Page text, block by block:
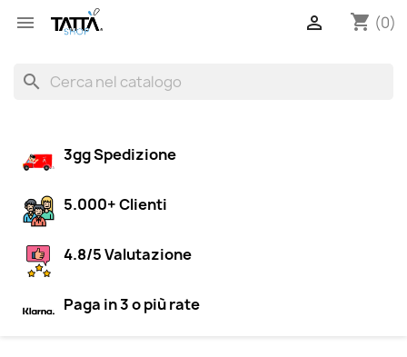
 shopping_cart (0)

search
3gg Spedizione
5.000+ Clienti
4.8/5 Valutazione
Paga in 3 o più rate